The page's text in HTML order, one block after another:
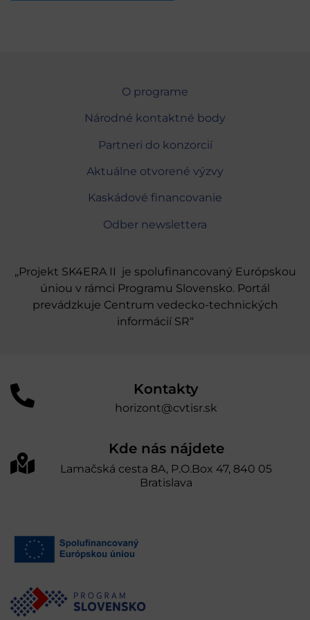
O programe
Národné kontaktné body
Partneri do konzorcií
Aktuálne otvorené výzvy
Kaskádové financovanie
Odber newslettera
„Projekt SK4ERA II je spolufinancovaný Európskou
úniou v rámci Programu Slovensko. Portál
prevádzkuje Centrum vedecko-technických
informácií SR“
Kontakty
horizont@cvtisr.sk
Kde nás nájdete
Lamačská cesta 8A, P.O.Box 47, 840 05
Bratislava